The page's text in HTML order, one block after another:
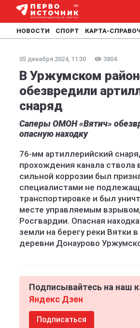
НОВОСТИ СПОРТ КАРТА-
05 декабря 2024, 11:30 3804
В Уржумском
обезвредили
снаряд
Саперы ОМОН «Вятич»
опасную находку
76-мм артиллерийский
прохождения канала ствола
сильной коррозии был
специалистами не
транспортировке и был
месте управляемым
Росгвардии. Опасная
земли на берегу реки Вятки
деревни Донаурово
Подписывайтесь на наш
Яндекс Дзен
Подписаться